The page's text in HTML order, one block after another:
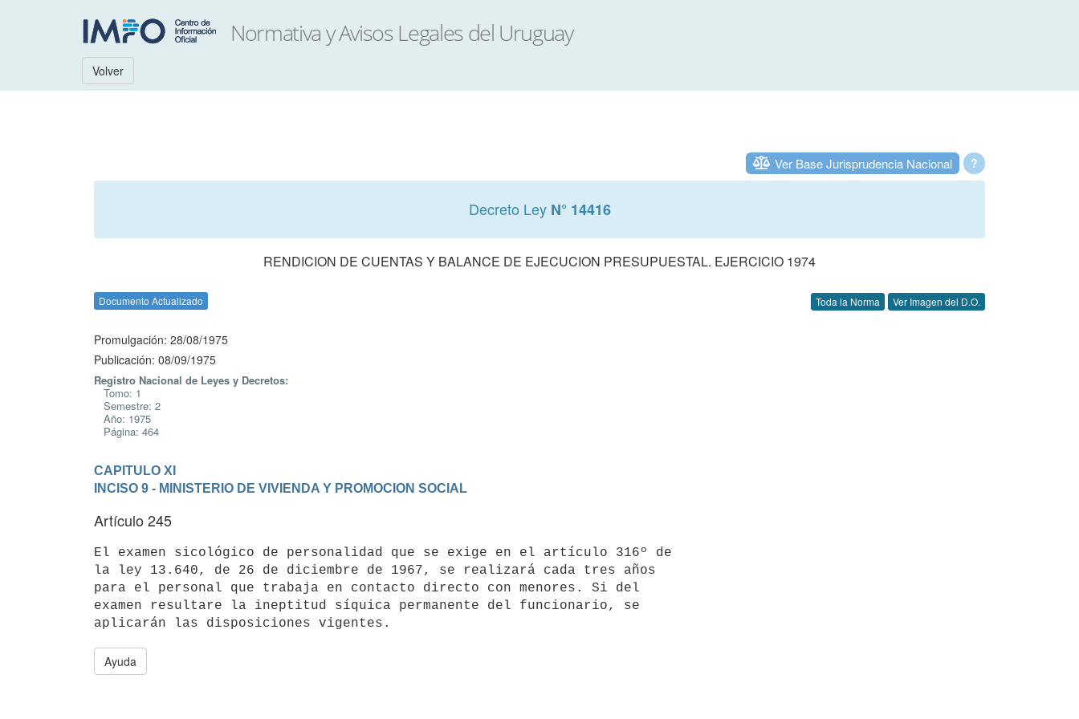
Volver
?
Ver Base Jurisprudencia Nacional
Decreto Ley N° 14416
RENDICION DE CUENTAS Y BALANCE DE EJECUCION PRESUPUESTAL. EJERCICIO 1974
Documento Actualizado Toda la Norma Ver Imagen del D.O.
Promulgación: 28/08/1975
Publicación: 08/09/1975
Registro Nacional de Leyes y Decretos:
Tomo: 1
Semestre: 2
Año: 1975
Página: 464
CAPITULO XI
INCISO 9 - MINISTERIO DE VIVIENDA Y PROMOCION SOCIAL
Artículo 245
El examen sicológico de personalidad que se exige en el artículo 316º de
la ley 13.640, de 26 de diciembre de 1967, se realizará cada tres años
para el personal que trabaja en contacto directo con menores. Si del
examen resultare la ineptitud síquica permanente del funcionario, se
Ayuda